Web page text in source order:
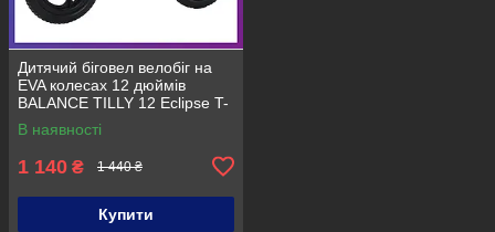
Дитячий біговел велобіг на
EVA колесах 12 дюймів
BALANCE TILLY 12 Eclipse T-
21254 Блакитний
В наявності
1 140 ₴ 1 440 ₴
Купити